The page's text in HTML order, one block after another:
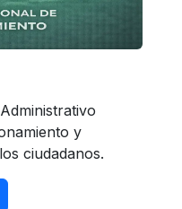
y
ciudadanos.